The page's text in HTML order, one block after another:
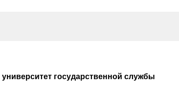
государственной службы